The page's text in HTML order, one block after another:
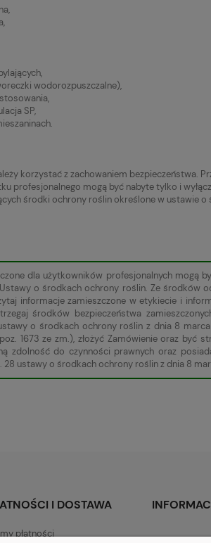
wodorozpuszczalne),
SP,
korzystać z zachowaniem bezpieczeństwa.
profesjonalnego mogą być nabyte tylko i
środki ochrony roślin określone w ustawie
dla użytkowników profesjonalnych mogą
o środkach ochrony roślin. Ze środków
informacje zamieszczone w etykiecie i
środków bezpieczeństwa
o środkach ochrony roślin z dnia 8
1673 ze zm.), złożyć Zamówienie oraz
zdolność do czynności prawnych oraz
ustawy o środkach ochrony roślin z dnia 8
I DOSTAWA
płatności